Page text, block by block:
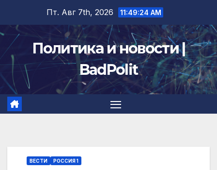
содержимому
Пт. Авг 7th, 2026 11:49:25 AM
Политика и новости |
BadPolit
ВЕСТИ РОССИЯ 1